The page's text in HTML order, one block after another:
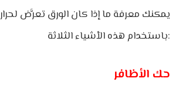
يمكنك معرفة ما إذا كان الورق تعرَّض
باستخدام هذه الأشياء الثلاثة:
حك الأظافر